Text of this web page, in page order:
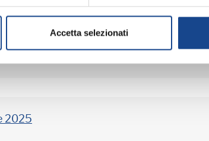
Accetta selezionati
2025